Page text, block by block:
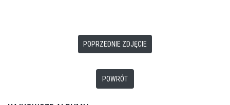
POPRZEDNIE ZDJĘCIE
POWRÓT